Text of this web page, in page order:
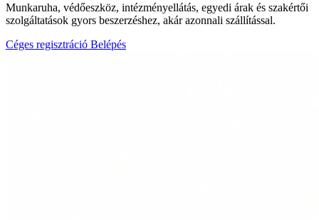
Munkaruha, védőeszköz, intézményellátás, egyedi árak és szakértői
szolgáltatások gyors beszerzéshez, akár azonnali szállítással.
Céges regisztráció Belépés